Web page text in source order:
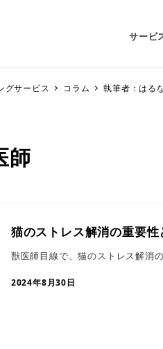
サービ
グサービス コラム 執筆者：はる
師
猫のストレス解消の重要
獣医師目線で、猫のストレス解消
2024年8月30日